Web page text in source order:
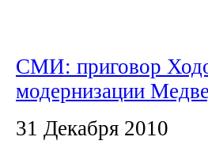
СМИ: приговор
модернизации
31 Декабря 2010